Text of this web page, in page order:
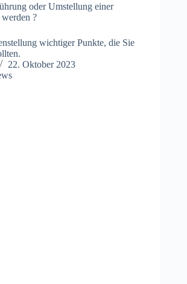
oder Umstellung einer
?
wichtiger Punkte, die Sie
22. Oktober 2023